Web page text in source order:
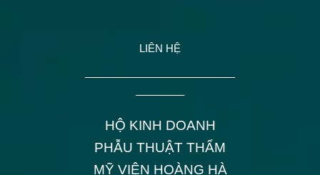
LIÊN HỆ
——————————————
————–
HỘ KINH DOANH
PHẪU THUẬT THẨM
MỸ VIỆN HOÀNG HÀ